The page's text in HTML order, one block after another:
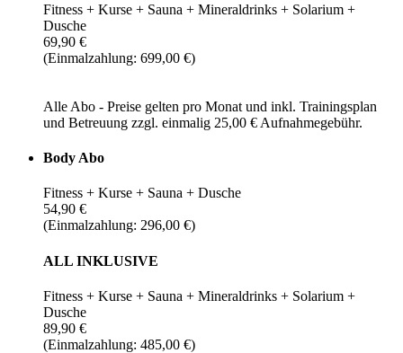
Fitness + Kurse + Sauna + Mineraldrinks + Solarium +
Dusche
69,90 €
(Einmalzahlung: 699,00 €)
Alle Abo - Preise gelten pro Monat und inkl. Trainingsplan
und Betreuung zzgl. einmalig 25,00 € Aufnahmegebühr.
Body Abo
Fitness + Kurse + Sauna + Dusche
54,90 €
(Einmalzahlung: 296,00 €)
ALL INKLUSIVE
Fitness + Kurse + Sauna + Mineraldrinks + Solarium +
Dusche
89,90 €
(Einmalzahlung: 485,00 €)